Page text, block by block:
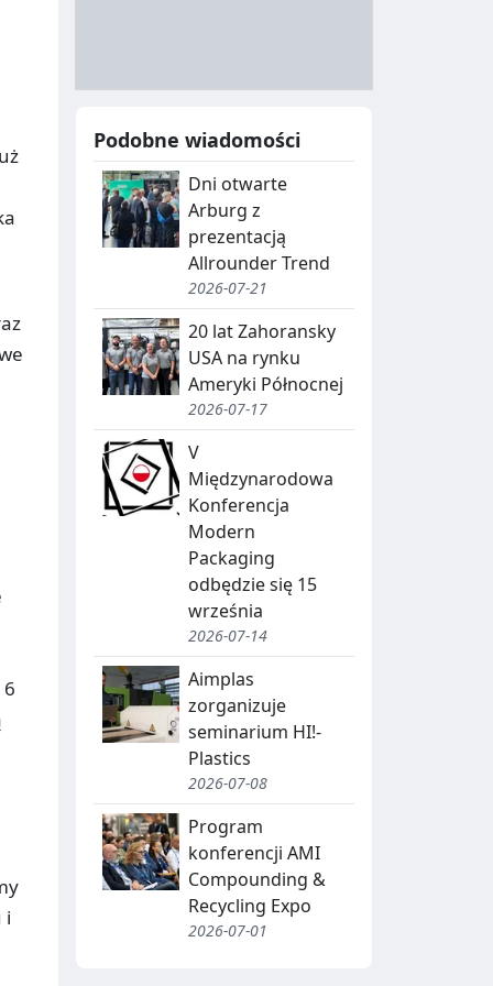
i
I
E
,
R
G
A
C
E
C
Y
L
N
U
C
J
A
O
D
B
Podobne wiadomości
Dni otwarte
Arburg z
prezentacją
Allrounder Trend
2026-07-21
20 lat Zahoransky
USA na rynku
Ameryki Północnej
2026-07-17
V
Międzynarodowa
Konferencja
Modern
Packaging
odbędzie się 15
września
2026-07-14
Aimplas
zorganizuje
seminarium HI!-
Plastics
2026-07-08
Program
konferencji AMI
Compounding &
Recycling Expo
2026-07-01